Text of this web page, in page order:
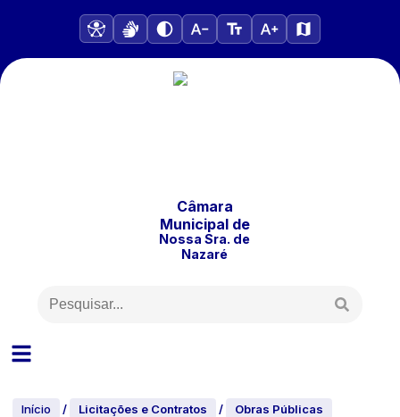
Câmara
Municipalde
Nossa Sra. de
Nazaré
Início / Licitações e Contratos / Obras Públicas